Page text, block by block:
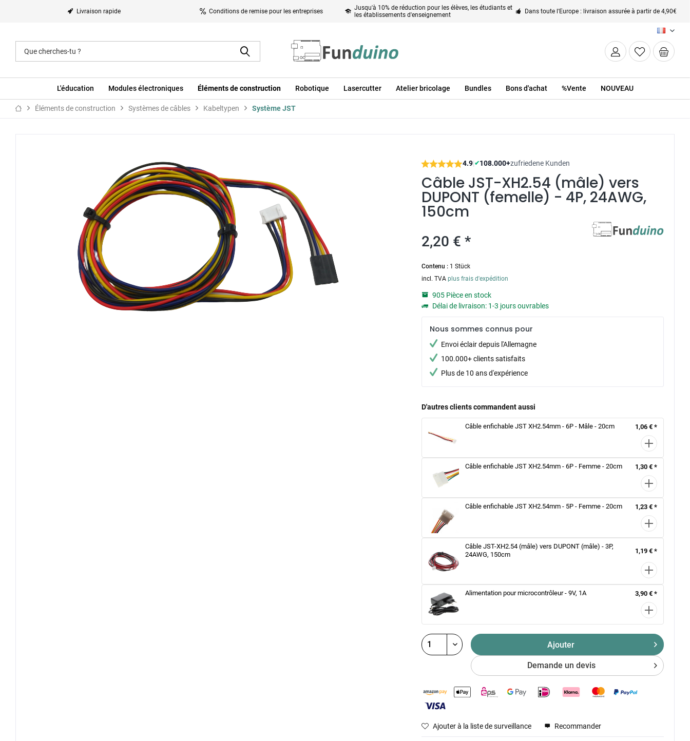
Livraison rapide Conditions de remise pour les entreprises
Jusqu'à 10% de réduction pour les élèves, les étudiants et
les établissements d'enseignement
Dans toute l'Europe : livraison assurée à partir de 4,90€
FR
L'éducation Modules électroniques Éléments de construction Robotique Lasercutter Atelier bricolage Bundles Bons d'achat %Vente NOUVEAU
Éléments de construction Systèmes de câbles Kabeltypen Système JST
4.9|✔108.000+zufriedene Kunden
Câble JST-XH2.54 (mâle) vers
DUPONT (femelle) - 4P, 24AWG,
150cm
2,20 € *
Contenu : 1 Stück
incl. TVAplus frais d'expédition
905 Pièce en stock
Délai de livraison: 1-3 jours ouvrables
Nous sommes connus pour
Envoi éclair depuis l'Allemagne
100.000+ clients satisfaits
Plus de 10 ans d'expérience
D'autres clients commandent aussi
Câble enfichable JST XH2.54mm - 6P - Mâle - 20cm 1,06 € *
Câble enfichable JST XH2.54mm - 6P - Femme - 20cm 1,30 € *
Câble enfichable JST XH2.54mm - 5P - Femme - 20cm 1,23 € *
Câble JST-XH2.54 (mâle) vers DUPONT (mâle) - 3P,
24AWG, 150cm
1,19 € *
Alimentation pour microcontrôleur - 9V, 1A 3,90 € *
Ajouter
Demande un devis
Ajouter à la liste de surveillance Recommander